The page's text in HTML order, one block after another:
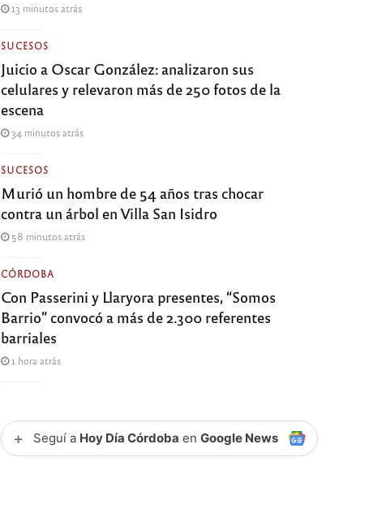
13 minutos atrás
SUCESOS
Juicio a Oscar González: analizaron sus
celulares y relevaron más de 250 fotos de la
escena
34 minutos atrás
SUCESOS
Murió un hombre de 54 años tras chocar
contra un árbol en Villa San Isidro
58 minutos atrás
CÓRDOBA
Con Passerini y Llaryora presentes, “Somos
Barrio” convocó a más de 2.300 referentes
barriales
1 hora atrás
+ Seguí a Hoy Día Córdoba enGoogle News